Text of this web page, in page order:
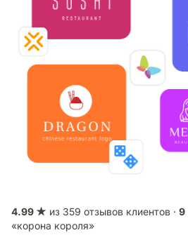
4.99 ★ из 359 отзывов клиентов · 9
«корона короля»